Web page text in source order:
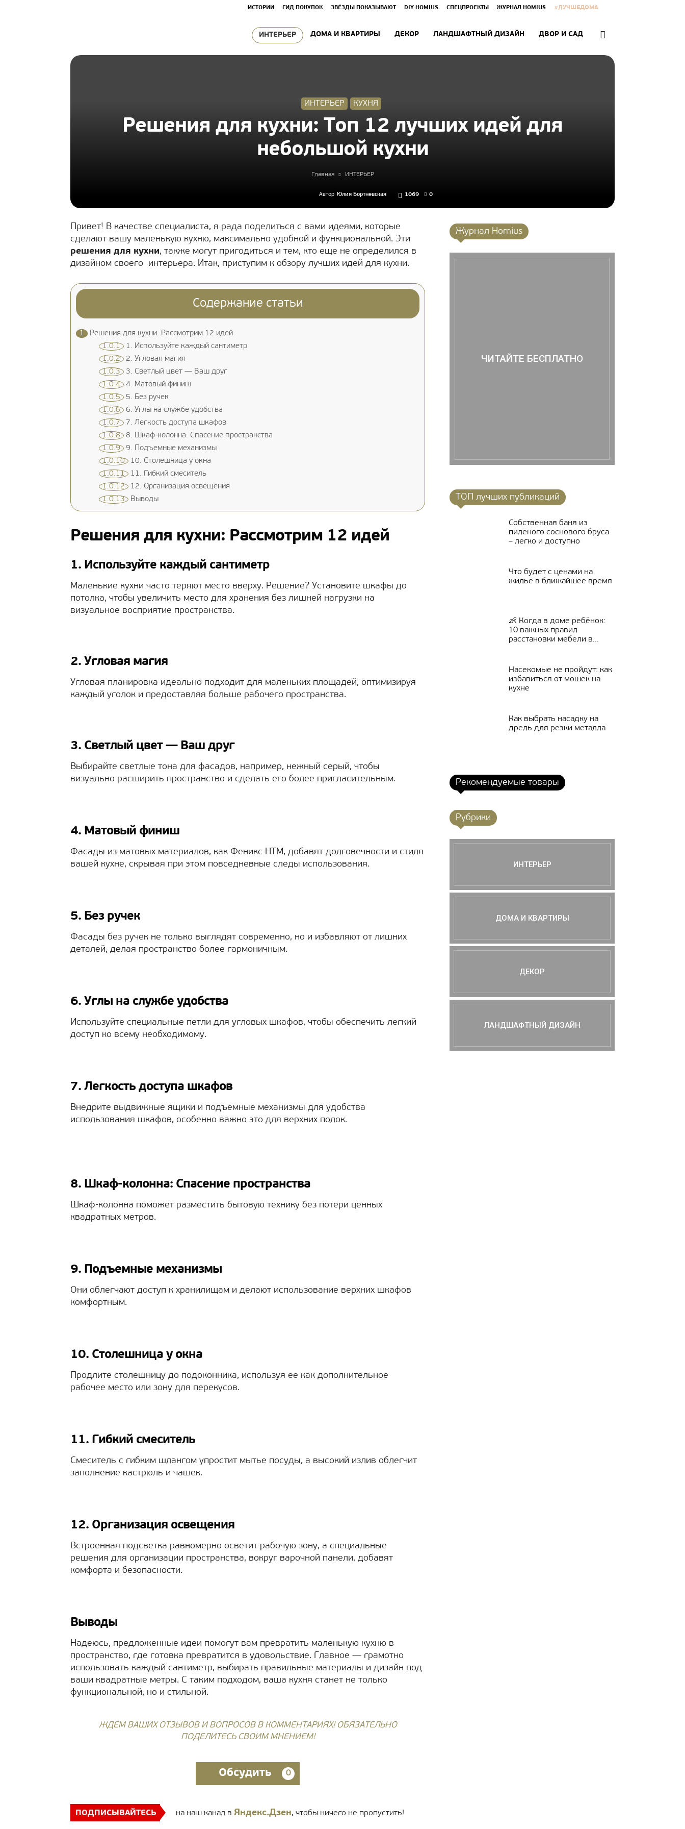
ИСТОРИИ ГИД ПОКУПОК ЗВЁЗДЫ ПОКАЗЫВАЮТ DIY HOMIUS СПЕЦПРОЕКТЫ ЖУРНАЛ HOMIUS #ЛУЧШЕДОМА
ИНТЕРЬЕР ДОМА И КВАРТИРЫ ДЕКОР ЛАНДШАФТНЫЙ ДИЗАЙН ДВОР И САД
ИНТЕРЬЕР КУХНЯ
Решения для кухни: Топ 12 лучших идей для
небольшой кухни
Главная ИНТЕРЬЕР
Автор Юлия Бортневская 1069 0
Привет! В качестве специалиста, я рада поделиться с вами идеями, которые
сделают вашу маленькую кухню, максимально удобной и функциональной. Эти
решения для кухни, также могут пригодиться и тем, кто еще не определился в
дизайном своего интерьера. Итак, приступим к обзору лучших идей для кухни.
Содержание статьи
1
Решения для кухни: Рассмотрим 12 идей
1.0.1
1. Используйте каждый сантиметр
1.0.2
2. Угловая магия
1.0.3
3. Светлый цвет — Ваш друг
1.0.4
4. Матовый финиш
1.0.5
5. Без ручек
1.0.6
6. Углы на службе удобства
1.0.7
7. Легкость доступа шкафов
1.0.8
8. Шкаф-колонна: Спасение пространства
1.0.9
9. Подъемные механизмы
1.0.10
10. Столешница у окна
1.0.11
11. Гибкий смеситель
1.0.12
12. Организация освещения
1.0.13
Выводы
Решения для кухни: Рассмотрим 12 идей
1. Используйте каждый сантиметр
Маленькие кухни часто теряют место вверху. Решение? Установите шкафы до
потолка, чтобы увеличить место для хранения без лишней нагрузки на
визуальное восприятие пространства.
2. Угловая магия
Угловая планировка идеально подходит для маленьких площадей, оптимизируя
каждый уголок и предоставляя больше рабочего пространства.
3. Светлый цвет — Ваш друг
Выбирайте светлые тона для фасадов, например, нежный серый, чтобы
визуально расширить пространство и сделать его более пригласительным.
4. Матовый финиш
Фасады из матовых материалов, как Феникс НТМ, добавят долговечности и стиля
вашей кухне, скрывая при этом повседневные следы использования.
5. Без ручек
Фасады без ручек не только выглядят современно, но и избавляют от лишних
деталей, делая пространство более гармоничным.
6. Углы на службе удобства
Используйте специальные петли для угловых шкафов, чтобы обеспечить легкий
доступ ко всему необходимому.
7. Легкость доступа шкафов
Внедрите выдвижные ящики и подъемные механизмы для удобства
использования шкафов, особенно важно это для верхних полок.
8. Шкаф-колонна: Спасение пространства
Шкаф-колонна поможет разместить бытовую технику без потери ценных
квадратных метров.
9. Подъемные механизмы
Они облегчают доступ к хранилищам и делают использование верхних шкафов
комфортным.
10. Столешница у окна
Продлите столешницу до подоконника, используя ее как дополнительное
рабочее место или зону для перекусов.
11. Гибкий смеситель
Смеситель с гибким шлангом упростит мытье посуды, а высокий излив облегчит
заполнение кастрюль и чашек.
12. Организация освещения
Встроенная подсветка равномерно осветит рабочую зону, а специальные
решения для организации пространства, вокруг варочной панели, добавят
комфорта и безопасности.
Выводы
Надеюсь, предложенные идеи помогут вам превратить маленькую кухню в
пространство, где готовка превратится в удовольствие. Главное — грамотно
использовать каждый сантиметр, выбирать правильные материалы и дизайн под
ваши квадратные метры. С таким подходом, ваша кухня станет не только
функциональной, но и стильной.
ЖДЕМ ВАШИХ ОТЗЫВОВ И ВОПРОСОВ В КОММЕНТАРИЯХ! ОБЯЗАТЕЛЬНО
ПОДЕЛИТЕСЬ СВОИМ МНЕНИЕМ!
Обсудить 0
ПОДПИСЫВАЙТЕСЬ на наш канал в Яндекс.Дзен, чтобы ничего не пропустить!
Журнал Homius
ЧИТАЙТЕ БЕСПЛАТНО
ТОП лучших публикаций
Собственная баня из
пилёного соснового бруса
– легко и доступно
Что будет с ценами на
жильё в ближайшее время
👶 Когда в доме ребёнок:
10 важных правил
расстановки мебели в...
Насекомые не пройдут: как
избавиться от мошек на
кухне
Как выбрать насадку на
дрель для резки металла
Рекомендуемые товары
Рубрики
ИНТЕРЬЕР
ДОМА И КВАРТИРЫ
ДЕКОР
ЛАНДШАФТНЫЙ ДИЗАЙН